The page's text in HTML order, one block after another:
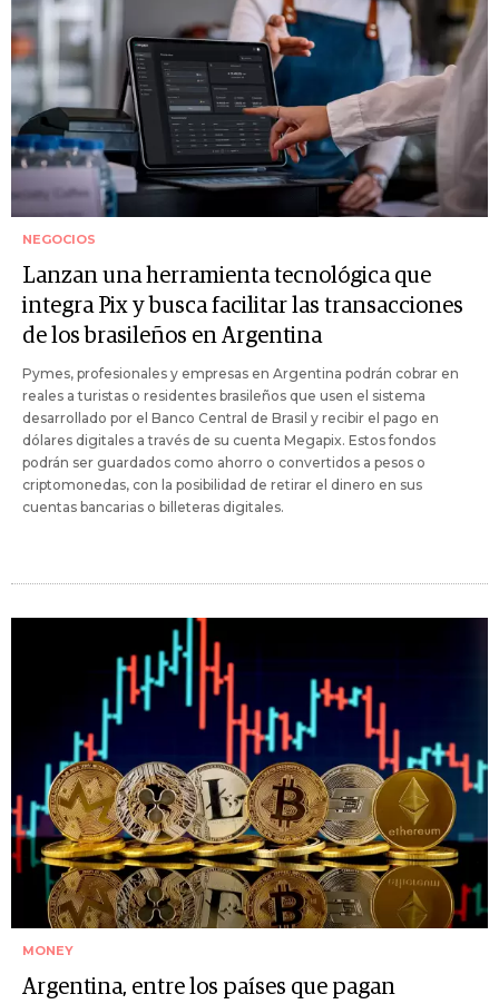
NEGOCIOS
Lanzan una herramienta tecnológica que
integra Pix y busca facilitar las transacciones
de los brasileños en Argentina
Pymes, profesionales y empresas en Argentina podrán cobrar en
reales a turistas o residentes brasileños que usen el sistema
desarrollado por el Banco Central de Brasil y recibir el pago en
dólares digitales a través de su cuenta Megapix. Estos fondos
podrán ser guardados como ahorro o convertidos a pesos o
criptomonedas, con la posibilidad de retirar el dinero en sus
cuentas bancarias o billeteras digitales.
MONEY
Argentina, entre los países que pagan